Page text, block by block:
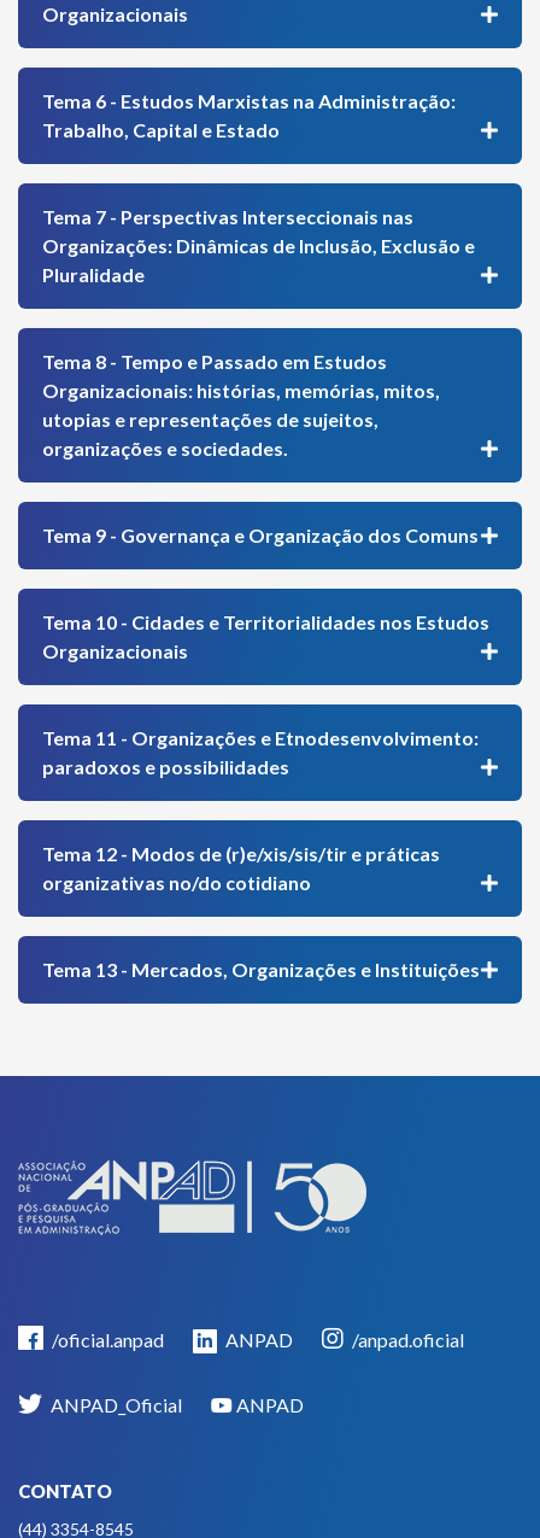
Organizacionais
Tema 6 - Estudos Marxistas na Administração:
Trabalho, Capital e Estado
Tema 7 - Perspectivas Interseccionais nas
Organizações: Dinâmicas de Inclusão, Exclusão e
Pluralidade
Tema 8 - Tempo e Passado em Estudos
Organizacionais: histórias, memórias, mitos,
utopias e representações de sujeitos,
organizações e sociedades.
Tema 9 - Governança e Organização dos Comuns
Tema 10 - Cidades e Territorialidades nos Estudos
Organizacionais
Tema 11 - Organizações e Etnodesenvolvimento:
paradoxos e possibilidades
Tema 12 - Modos de (r)e/xis/sis/tir e práticas
organizativas no/do cotidiano
Tema 13 - Mercados, Organizações e Instituições
/oficial.anpad ANPAD /anpad.oficial
ANPAD_Oficial ANPAD
CONTATO
(44) 3354-8545